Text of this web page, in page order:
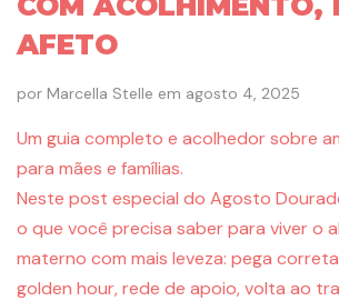
AFETO
por Marcella Stelle em agosto 4, 2025
Um guia completo e acolhedor sobre
para mães e famílias.
Neste post especial do Agosto
o que você precisa saber para viver o
materno com mais leveza: pega
golden hour, rede de apoio, volta ao